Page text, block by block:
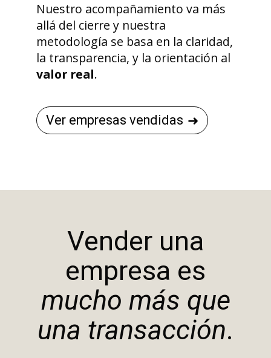
Nuestro acompañamiento va más
allá del cierre y nuestra
metodología se basa en la claridad,
la transparencia, y la orientación al
valor real.
Ver empresas vendidas
Vender una
empresa es
mucho más que
una transacción.